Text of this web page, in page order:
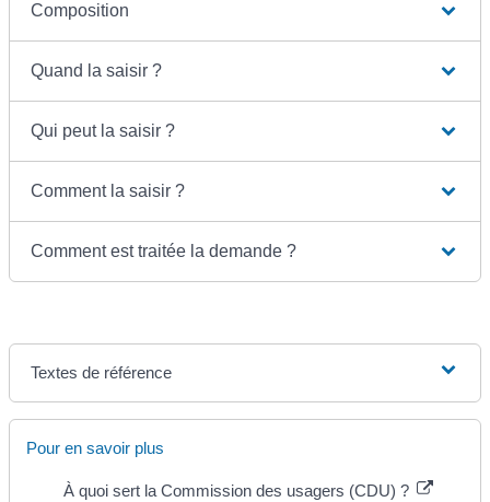
Composition
Quand la saisir ?
Qui peut la saisir ?
Comment la saisir ?
Comment est traitée la demande ?
Textes de référence
Pour en savoir plus
À quoi sert la Commission des usagers (CDU) ?